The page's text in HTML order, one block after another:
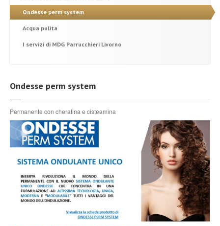
Ondesse perm system
Acqua pulita
I servizi di MDG Parrucchieri Livorno
Ondesse perm system
Permanente con cheratina e cisteamina